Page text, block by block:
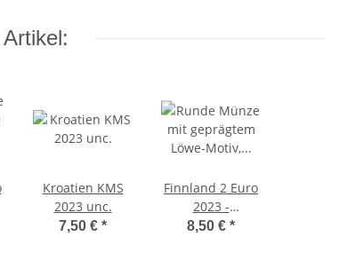
Kroatien KMS
2023 unc.
7,50 € *
Finnland 2 Euro
2023 -
Naturschutzgesetz
8,50 € *